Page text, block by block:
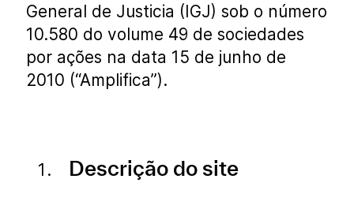
General de Justicia (IGJ) sob o número
10.580 do volume 49 de sociedades
por ações na data 15 de junho de
2010 (“Amplifica”).
Descrição do site